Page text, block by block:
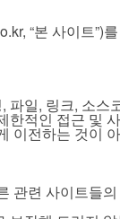
“본 사이트”)
파일, 링크, 소
한적인 접근 및
이전하는 것이
관련 사이트들